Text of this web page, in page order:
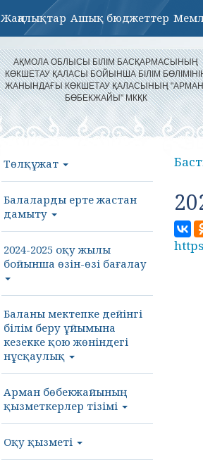
Жаңалықтар Ашық бюджеттер
АҚМОЛА ОБЛЫСЫ БІЛІМ БАСҚАРМАСЫНЫҢ
КӨКШЕТАУ ҚАЛАСЫ БОЙЫНША БІЛІМ
ЖАНЫНДАҒЫ КӨКШЕТАУ ҚАЛАСЫНЫҢ
БӨБЕКЖАЙЫ" МКҚК
Төлқұжат
Балаларды ерте жастан
дамыту
2024-2025 оқу жылы
бойынша өзін-өзі бағалау
Баланы мектепке дейінгі
білім беру ұйымына
кезекке қою жөніндегі
нұсқаулық
Арман бөбекжайының
қызметкерлер тізімі
Оқу қызметі